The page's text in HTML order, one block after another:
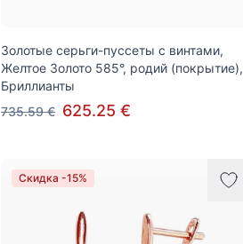
Золотые серьги-пуссеты с винтами,
Желтое Золото 585°, родий (покрытие),
Бриллианты
735.59 € 625.25 €
Скидка -15%